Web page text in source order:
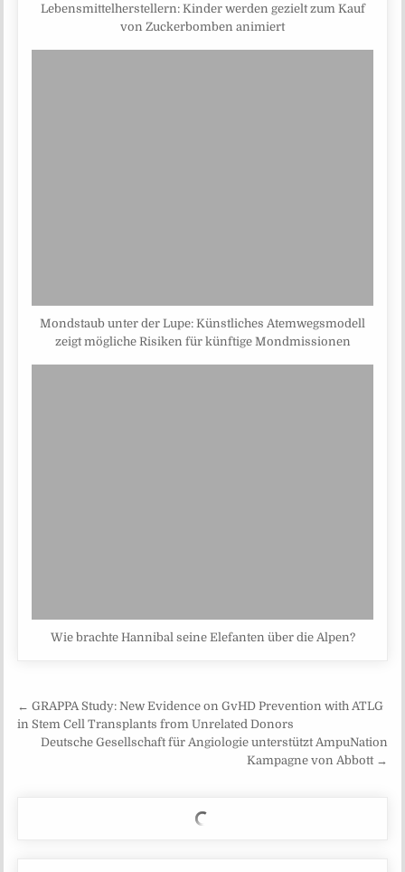
Lebensmittelherstellern: Kinder werden gezielt zum Kauf
von Zuckerbomben animiert
Mondstaub unter der Lupe: Künstliches Atemwegsmodell
zeigt mögliche Risiken für künftige Mondmissionen
Wie brachte Hannibal seine Elefanten über die Alpen?
Beitragsnavigation
← GRAPPA Study: New Evidence on GvHD Prevention with ATLG
in Stem Cell Transplants from Unrelated Donors
Deutsche Gesellschaft für Angiologie unterstützt AmpuNation
Kampagne von Abbott →